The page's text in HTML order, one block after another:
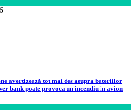
avertizează tot mai des asupra bateriilor
bank poate provoca un incendiu în avion